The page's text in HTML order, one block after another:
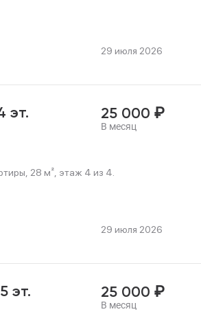
29 июля 2026
эт. 25 000 ₽
В месяц
28 м², этаж 4 из 4.
29 июля 2026
эт. 25 000 ₽
В месяц